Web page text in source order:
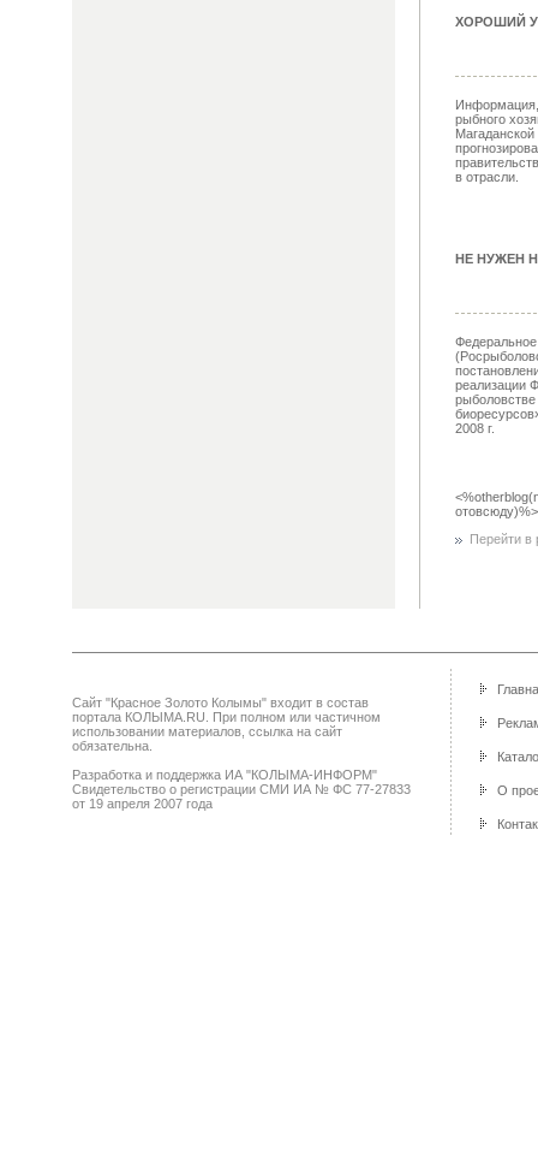
ХОРОШИЙ
Информация,
рыбного
Магаданской
в отрасли.
НЕ НУЖЕН
Федеральное
реализации
2008 г.
отовсюду)%>
Перейти в
Сайт "Красное Золото Колымы" входит в состав
портала КОЛЫМА.RU. При полном или частичном
использовании материалов, ссылка на сайт
обязательна.
Разработка и поддержка ИА "КОЛЫМА-ИНФОРМ"
Свидетельство о регистрации СМИ ИА № ФС 77-27833
от 19 апреля 2007 года
О